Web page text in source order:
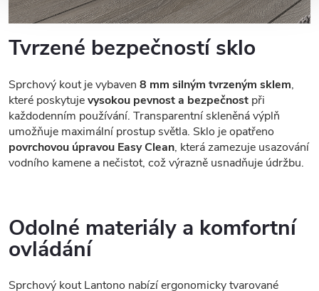
Tvrzené bezpečností sklo
Sprchový kout je vybaven 8 mm silným tvrzeným sklem,
které poskytujevysokou pevnost a bezpečnost při
každodenním používání. Transparentní skleněná výplň
umožňuje maximální prostup světla. Sklo je opatřeno
povrchovou úpravou Easy Clean, která zamezuje usazování
vodního kamene a nečistot, což výrazně usnadňuje údržbu.
Odolné materiály a komfortní
ovládání
Sprchový kout Lantono nabízí ergonomicky tvarované